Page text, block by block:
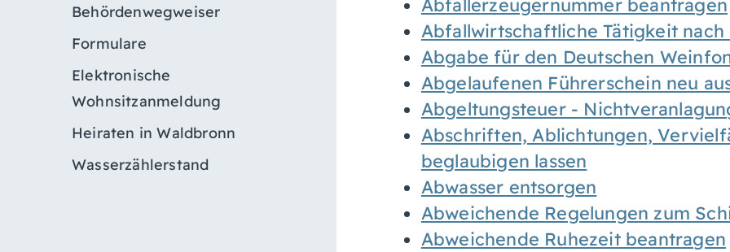
Behördenwegweiser
Formulare
Elektronische
Wohnsitzanmeldung
Heiraten in Waldbronn
Wasserzählerstand
Abfallwirtschaftliche Tätigkeit
Abgabe für den Deutschen
Abgelaufenen Führerschein neu
Abgeltungsteuer -
Abschriften, Ablichtungen,
beglaubigen lassen
Abwasser entsorgen
Abweichende Regelungen zum
Abweichende Ruhezeit beantragen